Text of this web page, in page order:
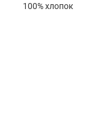
100% хлопок